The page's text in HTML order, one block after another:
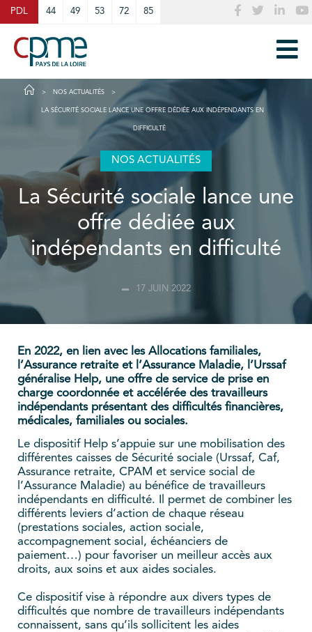
PDL 44 49 53 72 85
NOS ACTUALITÉS
LA SÉCURITÉ SOCIALE LANCE UNE OFFRE DÉDIÉE AUX INDÉPENDANTS EN
DIFFICULTÉ
NOS ACTUALITÉS
La Sécurité sociale lance une
offre dédiée aux
indépendants en difficulté
17 JUIN 2022
En 2022, en lien avec les Allocations familiales,
l’Assurance retraite et l’Assurance Maladie, l’Urssaf
généralise Help, une offre de service de prise en
charge coordonnée et accélérée des travailleurs
indépendants présentant des difficultés financières,
médicales, familiales ou sociales.
Le dispositif Help s’appuie sur une mobilisation des
différentes caisses de Sécurité sociale (Urssaf, Caf,
Assurance retraite, CPAM et service social de
l’Assurance Maladie) au bénéfice de travailleurs
indépendants en difficulté. Il permet de combiner les
différents leviers d’action de chaque réseau
(prestations sociales, action sociale,
accompagnement social, échéanciers de
paiement…) pour favoriser un meilleur accès aux
droits, aux soins et aux aides sociales.
Ce dispositif vise à répondre aux divers types de
difficultés que nombre de travailleurs indépendants
connaissent, sans qu’ils sollicitent les aides
Cookies management panel